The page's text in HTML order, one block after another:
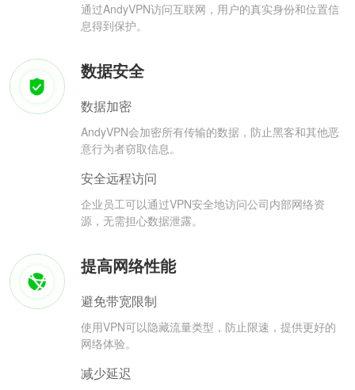
通过AndyVPN访问互联网，用户的真实身份和位置信
息得到保护。
数据安全
数据加密
AndyVPN会加密所有传输的数据，防止黑客和其他恶
意行为者窃取信息。
安全远程访问
企业员工可以通过VPN安全地访问公司内部网络资
源，无需担心数据泄露。
提高网络性能
避免带宽限制
使用VPN可以隐藏流量类型，防止限速，提供更好的
网络体验。
减少延迟